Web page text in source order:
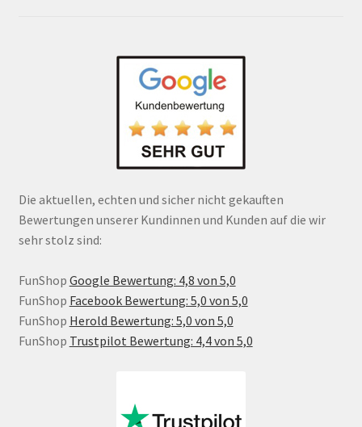
Die aktuellen, echten und sicher nicht gekauften
Bewertungen unserer Kundinnen und Kunden auf die wir
sehr stolz sind:
FunShop Google Bewertung: 4,8 von 5,0
FunShop Facebook Bewertung: 5,0 von 5,0
FunShop Herold Bewertung: 5,0 von 5,0
FunShop Trustpilot Bewertung: 4,4 von 5,0